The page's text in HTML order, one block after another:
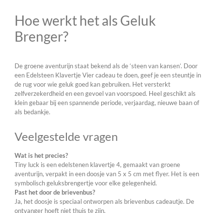
Hoe werkt het als Geluk
Brenger?
De groene aventurijn staat bekend als de ‘steen van kansen’. Door
een Edelsteen Klavertje Vier cadeau te doen, geef je een steuntje in
de rug voor wie geluk goed kan gebruiken. Het versterkt
zelfverzekerdheid en een gevoel van voorspoed. Heel geschikt als
klein gebaar bij een spannende periode, verjaardag, nieuwe baan of
als bedankje.
Veelgestelde vragen
Wat is het precies?
Tiny luck is een edelstenen klavertje 4, gemaakt van groene
aventurijn, verpakt in een doosje van 5 x 5 cm met flyer. Het is een
symbolisch geluksbrengertje voor elke gelegenheid.
Past het door de brievenbus?
Ja, het doosje is speciaal ontworpen als brievenbus cadeautje. De
ontvanger hoeft niet thuis te zijn.